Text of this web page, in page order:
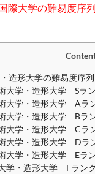
。※経済大学・経営大学・商
ンク付けして評価した記事
際大学の難易度序
造形大学の難易度序
大学・造形大学 Sラ
大学・造形大学 Aラ
大学・造形大学 Bラ
大学・造形大学 Cラ
大学・造形大学 Dラ
大学・造形大学 Eラ
学・造形大学 Fランク